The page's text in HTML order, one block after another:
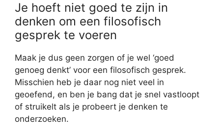
Je hoeft niet goed te zijn in
denken om een filosofisch
gesprek te voeren
Maak je dus geen zorgen of je wel ‘goed
genoeg denkt’ voor een filosofisch gesprek.
Misschien heb je daar nog niet veel in
geoefend, en ben je bang dat je snel vastloopt
of struikelt als je probeert je denken te
onderzoeken.